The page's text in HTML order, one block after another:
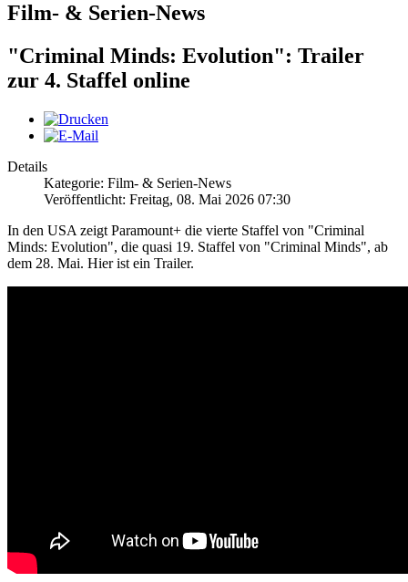
Film- & Serien-News
"Criminal Minds: Evolution": Trailer
zur 4. Staffel online
Details
Kategorie: Film- & Serien-News
Veröffentlicht: Freitag, 08. Mai 2026 07:30
In den USA zeigt Paramount+ die vierte Staffel von "Criminal
Minds: Evolution", die quasi 19. Staffel von "Criminal Minds", ab
dem 28. Mai. Hier ist ein Trailer.